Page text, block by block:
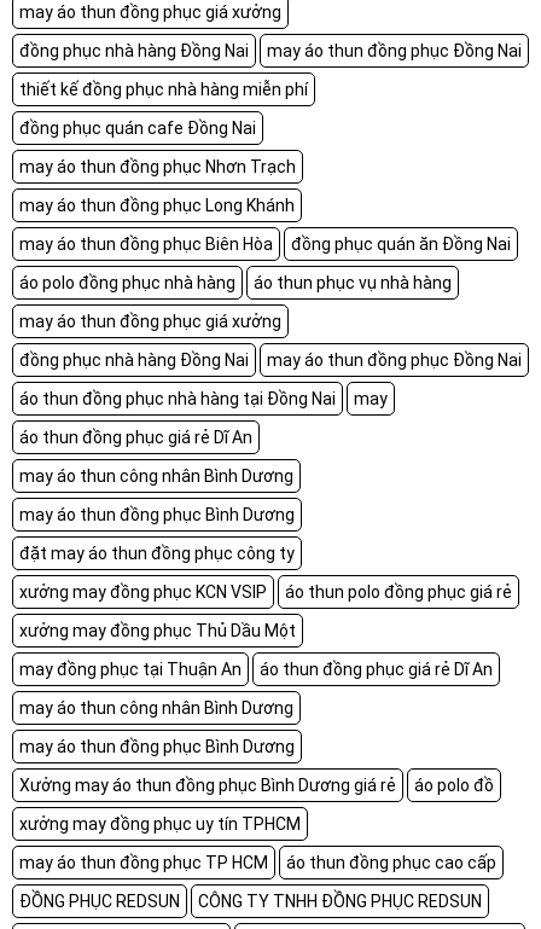
may áo thun đồng phục giá xưởng
đồng phục nhà hàng Đồng Nai
may áo thun đồng phục Đồng Nai
thiết kế đồng phục nhà hàng miễn phí
đồng phục quán cafe Đồng Nai
may áo thun đồng phục Nhơn Trạch
may áo thun đồng phục Long Khánh
may áo thun đồng phục Biên Hòa
đồng phục quán ăn Đồng Nai
áo polo đồng phục nhà hàng
áo thun phục vụ nhà hàng
may áo thun đồng phục giá xưởng
đồng phục nhà hàng Đồng Nai
may áo thun đồng phục Đồng Nai
áo thun đồng phục nhà hàng tại Đồng Nai
may
áo thun đồng phục giá rẻ Dĩ An
may áo thun công nhân Bình Dương
may áo thun đồng phục Bình Dương
đặt may áo thun đồng phục công ty
xưởng may đồng phục KCN VSIP
áo thun polo đồng phục giá rẻ
xưởng may đồng phục Thủ Dầu Một
may đồng phục tại Thuận An
áo thun đồng phục giá rẻ Dĩ An
may áo thun công nhân Bình Dương
may áo thun đồng phục Bình Dương
Xưởng may áo thun đồng phục Bình Dương giá rẻ
áo polo đồ
xưởng may đồng phục uy tín TPHCM
may áo thun đồng phục TP HCM
áo thun đồng phục cao cấp
ĐỒNG PHỤC REDSUN
CÔNG TY TNHH ĐỒNG PHỤC REDSUN